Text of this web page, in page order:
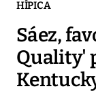
HÍPICA
Sáez,
Quality'